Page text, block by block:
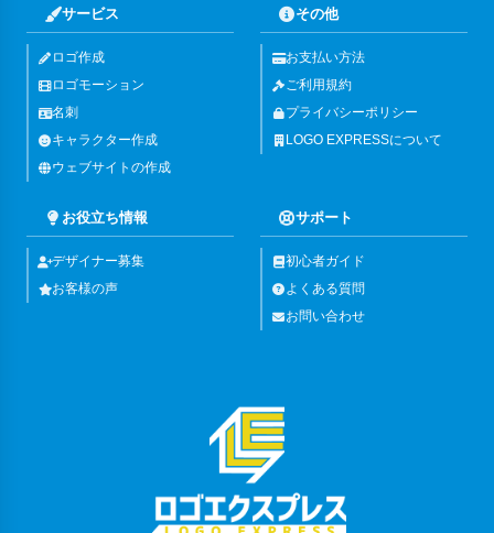
サービス
ロゴ作成
ロゴモーション
名刺
キャラクター作成
ウェブサイトの作成
その他
お支払い方法
ご利用規約
プライバシーポリシー
LOGO EXPRESSについて
お役立ち情報
デザイナー募集
お客様の声
サポート
初心者ガイド
よくある質問
お問い合わせ